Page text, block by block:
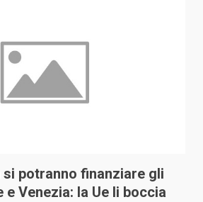
si potranno finanziare gli
Venezia: la Ue li boccia